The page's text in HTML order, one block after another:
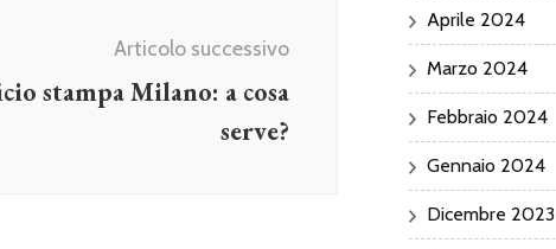
Articolo successivo
stampa Milano: a cosa
serve?
Aprile 2024
Marzo 2024
Febbraio 2024
Gennaio 2024
Dicembre 2023